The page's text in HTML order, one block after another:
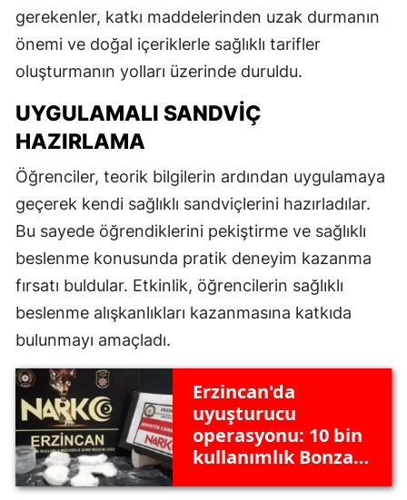
gerekenler, katkı maddelerinden uzak durmanın
önemi ve doğal içeriklerle sağlıklı tarifler
oluşturmanın yolları üzerinde duruldu.
UYGULAMALI SANDVIÇ
HAZIRLAMA
Öğrenciler, teorik bilgilerin ardından uygulamaya
geçerek kendi sağlıklı sandviçlerini hazırladılar.
Bu sayede öğrendiklerini pekiştirme ve sağlıklı
beslenme konusunda pratik deneyim kazanma
fırsatı buldular. Etkinlik, öğrencilerin sağlıklı
beslenme alışkanlıkları kazanmasına katkıda
bulunmayı amaçladı.
Erzincan'da
uyuşturucu
operasyonu: 10 bin
kullanımlık Bonzai